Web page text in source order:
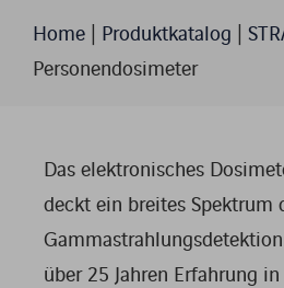
Home | Produktkatalog |
Personendosimeter
Das elektronisches
deckt ein breites Spektrum
über 25 Jahren Erfahrung